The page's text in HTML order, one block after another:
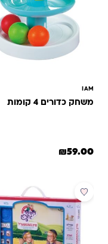
משחק כדורים 4 קומות
₪59.00